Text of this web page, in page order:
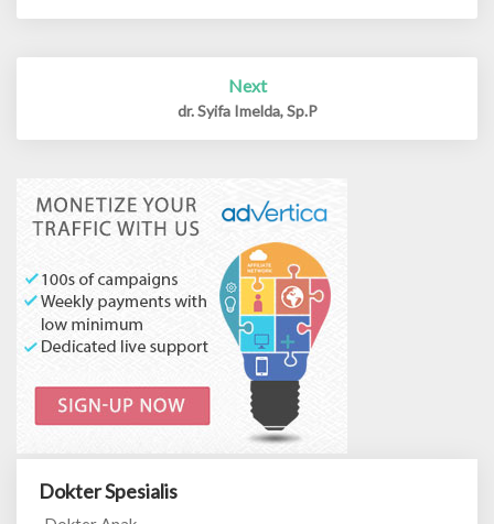
Next
dr. Syifa Imelda, Sp.P
Dokter Spesialis